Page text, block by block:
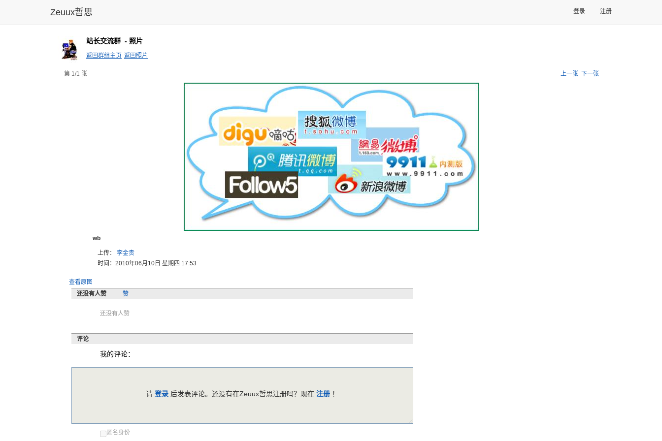
Zeuux哲思 登录 注册
站长交流群 - 照片
返回群组主页 返回照片
第 1/1 张 上一张 下一张
wb
上传： 李金贵
时间：2010年06月10日 星期四 17:53
查看原图
还没有人赞
赞
还没有人赞
评论
我的评论：
匿名身份
请 登录 后发表评论。还没有在Zeuux哲思注册吗？现在 注册 ！